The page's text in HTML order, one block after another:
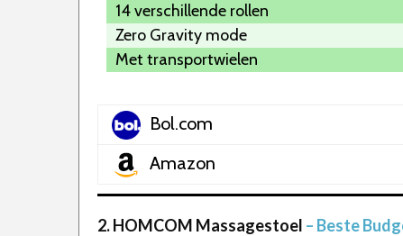
14 verschillende rollen
Zero Gravity mode
Met transportwielen
Bol.com
Amazon
2. HOMCOM Massagestoel – Beste